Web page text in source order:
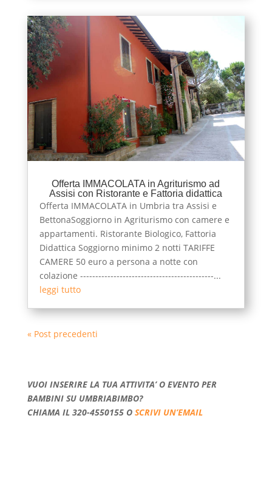
Offerta IMMACOLATA in Agriturismo ad
Assisi con Ristorante e Fattoria didattica
Offerta IMMACOLATA in Umbria tra Assisi e
BettonaSoggiorno in Agriturismo con camere e
appartamenti. Ristorante Biologico, Fattoria
Didattica Soggiorno minimo 2 notti TARIFFE
CAMERE 50 euro a persona a notte con
colazione --------------------------------------------...
leggi tutto
« Post precedenti
VUOI INSERIRE LA TUA ATTIVITA’ O EVENTO PER
BAMBINI SU UMBRIABIMBO?
CHIAMA IL 320-4550155 O SCRIVI UN’EMAIL